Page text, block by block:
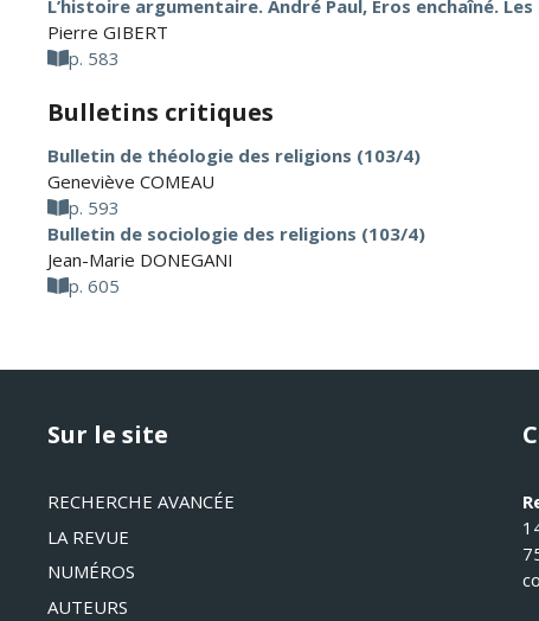
L’histoire argumentaire. André Paul, Éros enchaîné.
Pierre GIBERT
p. 583
Bulletins critiques
Bulletin de théologie des religions (103/4)
Geneviève COMEAU
p. 593
Bulletin de sociologie des religions (103/4)
Jean-Marie DONEGANI
p. 605
Sur le site
RECHERCHE AVANCÉE
LA REVUE
NUMÉROS
AUTEURS